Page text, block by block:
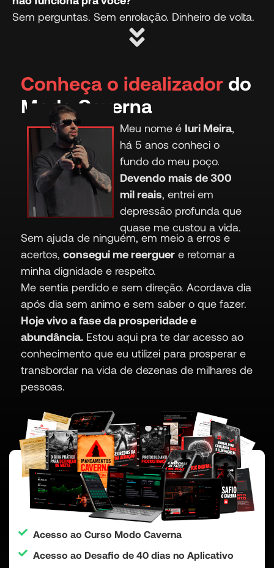
Sem perguntas. Sem enrolação. Dinheiro de volta.
Conheça o idealizador do
Modo Caverna
Meu nome é Iuri Meira,
há 5 anos conheci o
fundo do meu poço.
Devendo mais de 300
mil reais, entrei em
depressão profunda que
quase me custou a vida.
Sem ajuda de ninguém, em meio a erros e
acertos, consegui me reerguer e retomar a
minha dignidade e respeito.
Me sentia perdido e sem direção. Acordava dia
após dia sem animo e sem saber o que fazer.
Hoje vivo a fase da prosperidade e
abundância. Estou aqui pra te dar acesso ao
conhecimento que eu utilizei para prosperar e
transbordar na vida de dezenas de milhares de
pessoas.
Acesso ao Curso Modo Caverna
Acesso ao Desafio de 40 dias no Aplicativo